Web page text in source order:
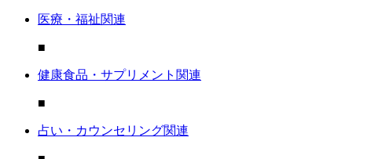
医療・福祉関連
■
健康食品・サプリメント関連
■
占い・カウンセリング関連